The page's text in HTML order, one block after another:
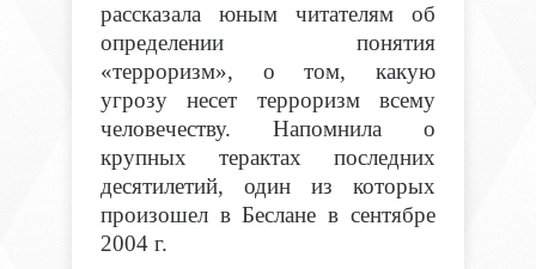
рассказала юным читателям об
определении понятия
«терроризм», о том, какую
угрозу несет терроризм всему
человечеству. Напомнила о
крупных терактах последних
десятилетий, один из которых
произошел в Беслане в сентябре
2004 г.